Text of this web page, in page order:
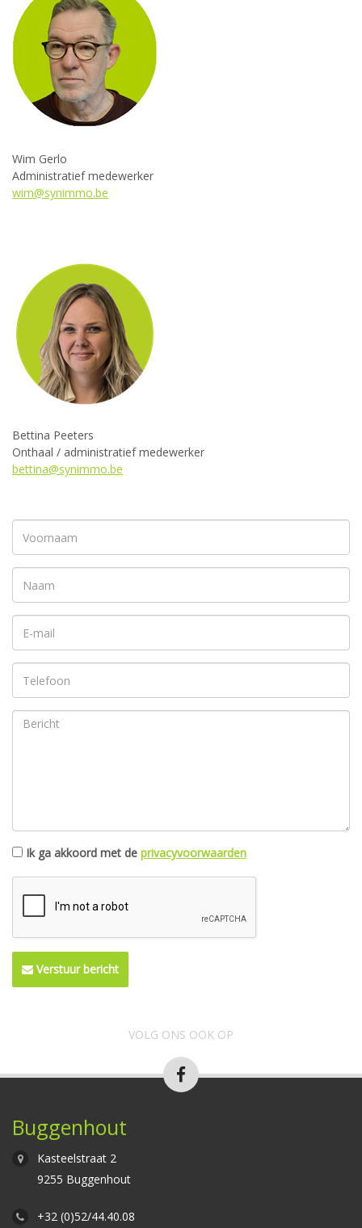
Wim Gerlo
Administratief medewerker
wim@synimmo.be
Bettina Peeters
Onthaal / administratief medewerker
bettina@synimmo.be
Ik ga akkoord met de privacyvoorwaarden
Verstuur bericht
VOLG ONS OOK OP
Buggenhout
Kasteelstraat 2
9255 Buggenhout
+32 (0)52/44.40.08